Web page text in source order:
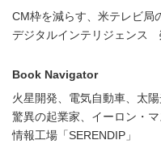
CM枠を減らす、米テレビ局
デジタルインテリジェンス
Book Navigator
火星開発、電気自動車、太
驚異の起業家、イーロン・
情報工場「SERENDIP」